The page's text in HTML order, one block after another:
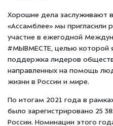
Хорошие дела заслуживают
«Ассамблее» мы пригласили
участие в ежегодной
#МЫВМЕСТЕ, целью которой
поддержка лидеров
направленных на помощь
жизни в России и мире.
По итогам 2021 года в
было зарегистрировано 25
России. Номинации этого